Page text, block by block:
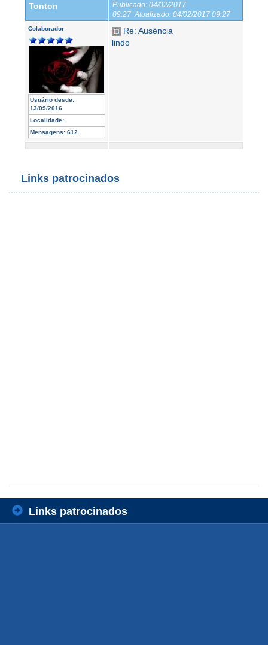
Tonton Publicado: 04/02/2017
09:27 Atualizado: 04/02/2017 09:27
Colaborador
Usuário desde:
13/09/2016
Localidade:
Mensagens: 612
Re: Ausência
lindo
Links patrocinados
Links patrocinados